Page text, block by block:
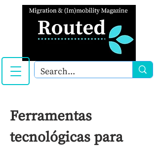
Ferramentas
tecnológicas para